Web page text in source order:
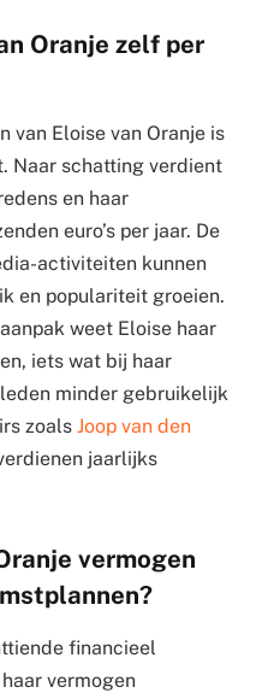
Oranje zelf per
van Eloise van Oranje is
Naar schatting verdient
en haar
euro’s per jaar. De
activiteiten kunnen
en populariteit groeien.
weet Eloise haar
iets wat bij haar
minder gebruikelijk
zoals Joop van den
jaarlijks
vermogen
financieel
vermogen